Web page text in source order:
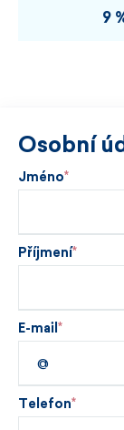
9
Osobní
Jméno
Příjmení
E-mail
Telefon